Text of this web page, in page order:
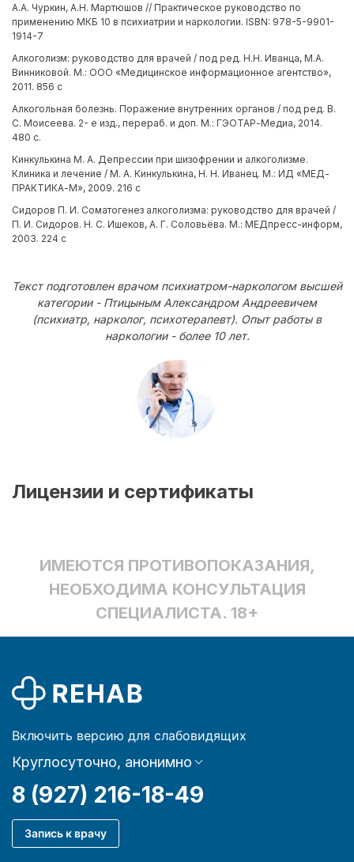
А.А. Чуркин, А.Н. Мартюшов // Практическое руководство по
применению МКБ 10 в психиатрии и наркологии. ISBN: 978-5-9901-
1914-7
Алкоголизм: руководство для врачей / под ред. Н.Н. Иванца, М.А.
Винниковой. М.: ООО «Медицинское информационное агентство»,
2011. 856 с
Алкогольная болезнь. Поражение внутренних органов / под ред. В.
С. Моисеева. 2- е изд., перераб. и доп. М.: ГЭОТАР-Медиа, 2014.
480 с.
Кинкулькина М. А. Депрессии при шизофрении и алкоголизме.
Клиника и лечение / М. А. Кинкулькина, Н. Н. Иванец. М.: ИД «МЕД-
ПРАКТИКА-М», 2009. 216 с
Сидоров П. И. Соматогенез алкоголизма: руководство для врачей /
П. И. Сидоров. Н. С. Ишеков, А. Г. Соловьёва. М.: МЕДпресс-информ,
2003. 224 с
Текст подготовлен врачом психиатром-наркологом высшей
категории - Птицыным Александром Андреевичем
(психиатр, нарколог, психотерапевт). Опыт работы в
наркологии - более 10 лет.
Лицензии и сертификаты
ИМЕЮТСЯ ПРОТИВОПОКАЗАНИЯ,
НЕОБХОДИМА КОНСУЛЬТАЦИЯ
СПЕЦИАЛИСТА. 18+
Включить версию для слабовидящих
Круглосуточно, анонимно
8 (927) 216-18-49
Запись к врачу